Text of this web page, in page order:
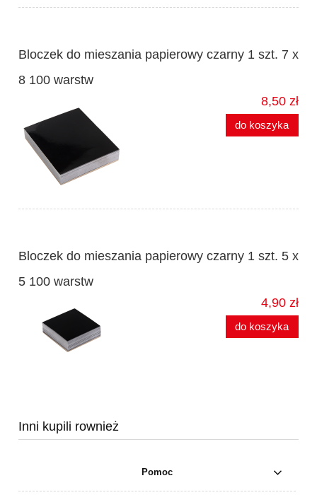
Bloczek do mieszania papierowy czarny 1 szt. 7 x
8 100 warstw
8,50 zł
do koszyka
Bloczek do mieszania papierowy czarny 1 szt. 5 x
5 100 warstw
4,90 zł
do koszyka
Inni kupili rownież
Pomoc